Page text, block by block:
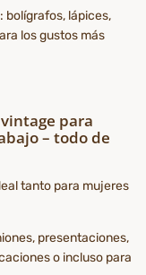
bolígrafos, lápices,
los gustos más
para
– todo de
tanto para mujeres
presentaciones,
o incluso para